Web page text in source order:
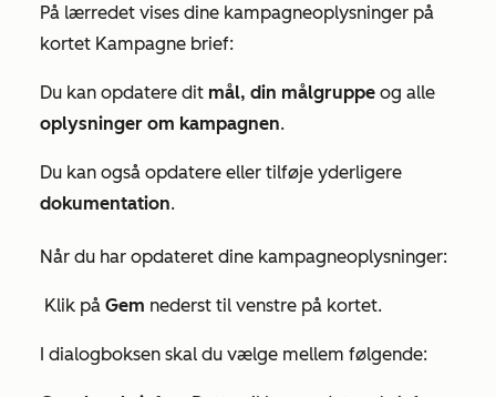
På lærredet vises dine kampagneoplysninger på
kortet Kampagne brief:
Du kan opdatere dit mål, din målgruppe og alle
oplysninger om kampagnen.
Du kan også opdatere eller tilføje yderligere
dokumentation.
Når du har opdateret dine kampagneoplysninger:
Klik på Gem nederst til venstre på kortet.
I dialogboksen skal du vælge mellem følgende: